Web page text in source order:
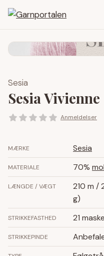
Sesia
Sesia Vivienne
Anmeldelser
MÆRKE Sesia
MATERIALE 70%
LÆNGDE / VÆGT
210 m /
g)
STRIKKEFASTHED 21
STRIKKEPINDE